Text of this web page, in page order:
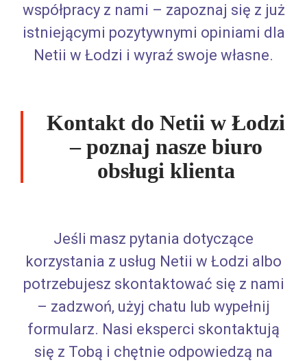
współpracy z nami – zapoznaj się z już
istniejącymi pozytywnymi opiniami dla
Netii w Łodzi i wyraź swoje własne.
Kontakt do Netii w Łodzi
– poznaj nasze biuro
obsługi klienta
Jeśli masz pytania dotyczące
korzystania z usług Netii w Łodzi albo
potrzebujesz skontaktować się z nami
– zadzwoń, użyj chatu lub wypełnij
formularz. Nasi eksperci skontaktują
się z Tobą i chętnie odpowiedzą na